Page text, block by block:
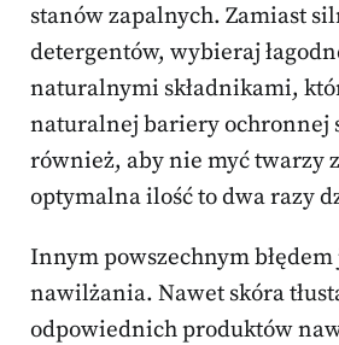
stanów zapalnych. Zamiast
detergentów, wybieraj
naturalnymi składnikami,
naturalnej bariery ochronnej
również, aby nie myć twarzy
optymalna ilość to dwa razy
Innym powszechnym
nawilżania. Nawet skóra
odpowiednich produktów